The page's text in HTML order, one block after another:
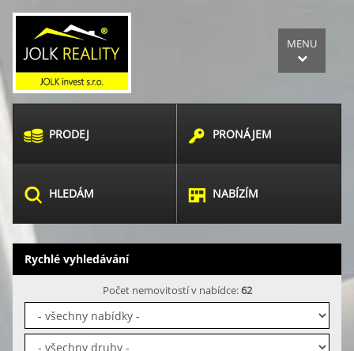
MENU
PRODEJ PRONÁJEM
HLEDÁM NABÍZÍM
Rychlé vyhledávání
Počet nemovitostí v nabídce:62